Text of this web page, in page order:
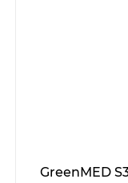
GreenMED